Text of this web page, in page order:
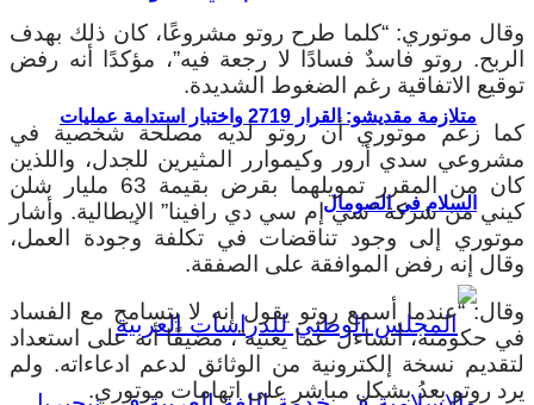
متلازمة مقديشو: القرار 2719 واختبار استدامة عمليات
السلام في الصومال
وقال موتوري: “كلما طرح روتو مشروعًا، كان ذلك بهدف
الربح. روتو فاسدٌ فسادًا لا رجعة فيه”، مؤكدًا أنه رفض
توقيع الاتفاقية رغم الضغوط الشديدة.
كما زعم موتوري أن روتو لديه مصلحة شخصية في
مشروعي سدي أرور وكيموارر المثيرين للجدل، واللذين
كان من المقرر تمويلهما بقرض بقيمة 63 مليار شلن
كيني من شركة “سي إم سي دي رافينا” الإيطالية. وأشار
موتوري إلى وجود تناقضات في تكلفة وجودة العمل،
وقال إنه رفض الموافقة على الصفقة.
وقال: “عندما أسمع روتو يقول إنه لا يتسامح مع الفساد
في حكومته، أتساءل عما يعنيه”، مضيفًا أنه على استعداد
لتقديم نسخة إلكترونية من الوثائق لدعم ادعاءاته. ولم
يرد روتو بعدُ بشكل مباشر على اتهامات موتوري.